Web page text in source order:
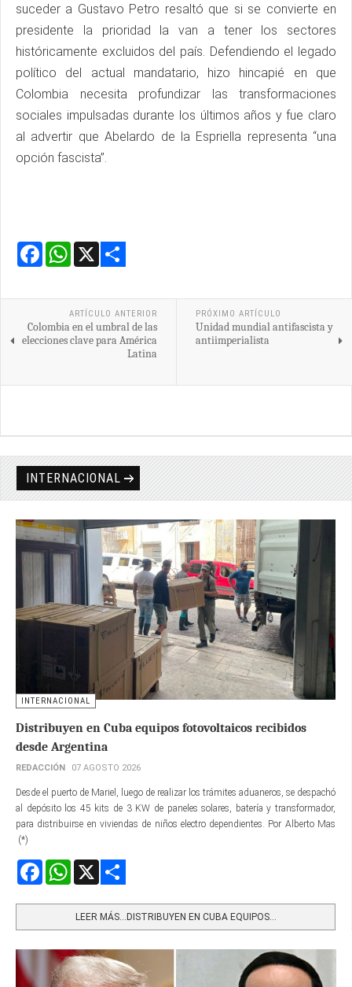
suceder a Gustavo Petro resaltó que si se convierte en
presidente la prioridad la van a tener los sectores
históricamente excluidos del país. Defendiendo el legado
político del actual mandatario, hizo hincapié en que
Colombia necesita profundizar las transformaciones
sociales impulsadas durante los últimos años y fue claro
al advertir que Abelardo de la Espriella representa “una
opción fascista”.
Facebook
WhatsApp
ARTÍCULO ANTERIOR
Colombia en el umbral de las
elecciones clave para América
Latina
PRÓXIMO ARTÍCULO
Unidad mundial antifascista y
antiimperialista
INTERNACIONAL
INTERNACIONAL
Distribuyen en Cuba equipos fotovoltaicos recibidos
desde Argentina
REDACCIÓN 07 AGOSTO 2026
Desde el puerto de Mariel, luego de realizar los trámites aduaneros, se despachó
al depósito los 45 kits de 3 KW de paneles solares, batería y transformador,
para distribuirse en viviendas de niños electro dependientes. Por Alberto Mas
(*)
FacebookWhatsApp
LEER MÁS…DISTRIBUYEN EN CUBA EQUIPOS...